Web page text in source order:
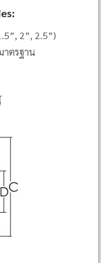
2”, 2.5”)
าตรฐาน